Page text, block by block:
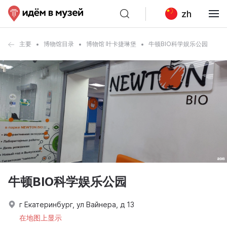
zh
主要 博物馆目录 博物馆 叶卡捷琳堡 牛顿BIO科学娱乐公园
牛顿BIO科学娱乐公园
г Екатеринбург, ул Вайнера, д 13
在地图上显示